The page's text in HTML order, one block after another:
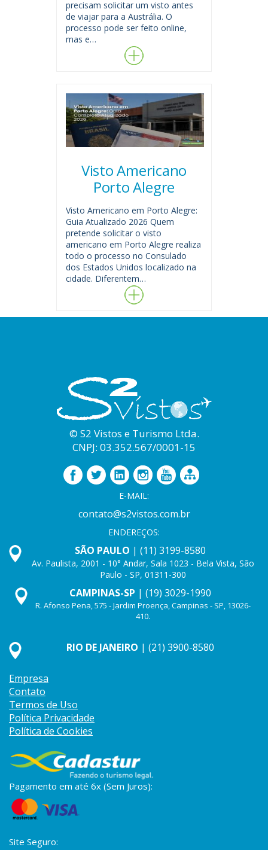
precisam solicitar um visto antes
de viajar para a Austrália. O
processo pode ser feito online,
mas e…
Visto Americano
Porto Alegre
Visto Americano em Porto Alegre:
Guia Atualizado 2026 Quem
pretende solicitar o visto
americano em Porto Alegre realiza
todo o processo no Consulado
dos Estados Unidos localizado na
cidade. Diferentem…
© S2 Vistos e Turismo Ltda.
CNPJ: 03.352.567/0001-15
E-MAIL:
contato@s2vistos.com.br
ENDEREÇOS:
SÃO PAULO | (11) 3199-8580
Av. Paulista, 2001 - 10° Andar, Sala 1023 - Bela Vista, São
Paulo - SP, 01311-300
CAMPINAS-SP | (19) 3029-1990
R. Afonso Pena, 575 - Jardim Proença, Campinas - SP, 13026-
410.
RIO DE JANEIRO | (21) 3900-8580
Empresa
Contato
Termos de Uso
Política Privacidade
Política de Cookies
Pagamento em até 6x (Sem Juros):
Site Seguro: